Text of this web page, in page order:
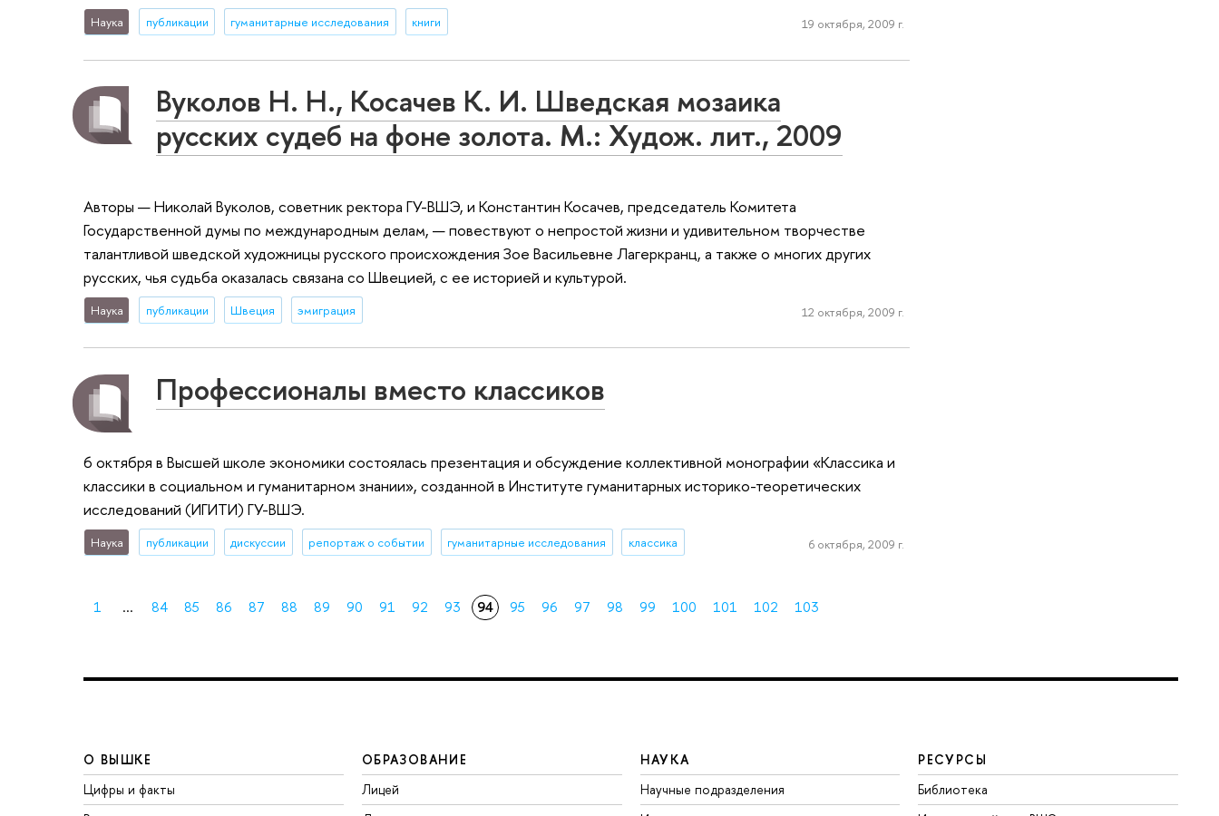
Наука публикации гуманитарные исследования книги 19 октября, 2009 г.
Вуколов Н. Н., Косачев К. И. Шведская мозаика
русских судеб на фоне золота. М.: Худож. лит., 2009
Авторы — Николай Вуколов, советник ректора ГУ-ВШЭ, и Константин Косачев, председатель Комитета
Государственной думы по международным делам, — повествуют о непростой жизни и удивительном творчестве
талантливой шведской художницы русского происхождения Зое Васильевне Лагеркранц, а также о многих других
русских, чья судьба оказалась связана со Швецией, с ее историей и культурой.
Наука публикации Швеция эмиграция 12 октября, 2009 г.
Профессионалы вместо классиков
6 октября в Высшей школе экономики состоялась презентация и обсуждение коллективной монографии «Классика и
классики в социальном и гуманитарном знании», созданной в Институте гуманитарных историко-теоретических
исследований (ИГИТИ) ГУ-ВШЭ.
Наука публикации дискуссии репортаж о событии гуманитарные исследования классика 6 октября, 2009 г.
1 ... 84 85 86 87 88 89 90 91 92 93 94 95 96 97 98 99 100 101 102 103
О ВЫШКЕ
Цифры и факты
ОБРАЗОВАНИЕ
Лицей
НАУКА
Научные подразделения
РЕСУРСЫ
Библиотека